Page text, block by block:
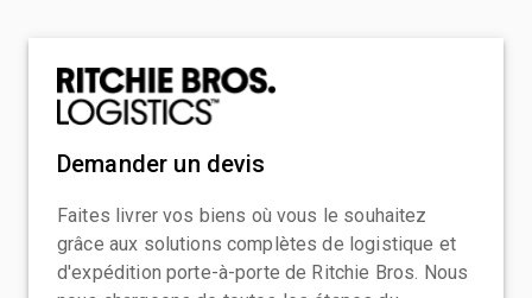
Demander un devis
Faites livrer vos biens où vous le souhaitez
grâce aux solutions complètes de logistique et
d'expédition porte-à-porte de Ritchie Bros. Nous